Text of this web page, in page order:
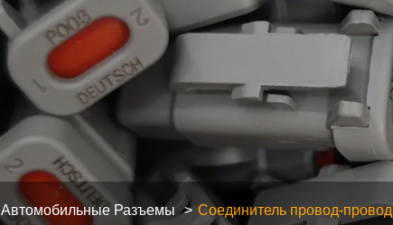
Автомобильные Разъемы Соединитель провод-провод